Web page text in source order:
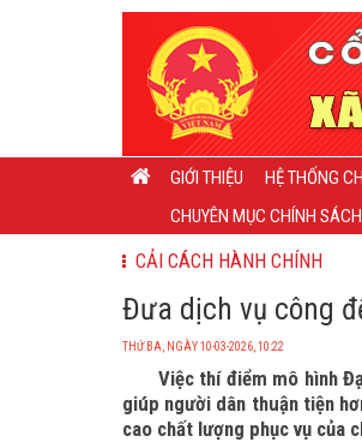
GIỚI THIỆU HỆ THỐNG
CHUYÊN MỤC CHÍNH
CẢI CÁCH HÀNH CHÍNH
Đưa dịch vụ công
THỨ BA, NGÀY 10-03-2026, 10:22
Việc thí điểm mô hình
giúp người dân thuận tiện
cao chất lượng phục vụ của